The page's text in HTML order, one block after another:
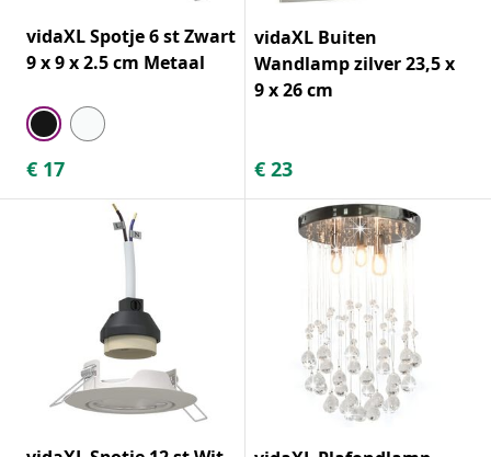
vidaXL Spotje 6 st Zwart
9 x 9 x 2.5 cm Metaal
€ 17
vidaXL Buiten
Wandlamp zilver 23,5 x
9 x 26 cm
€ 23